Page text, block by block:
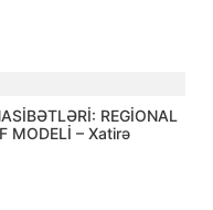
REGİONAL
MODELİ – Xatirə